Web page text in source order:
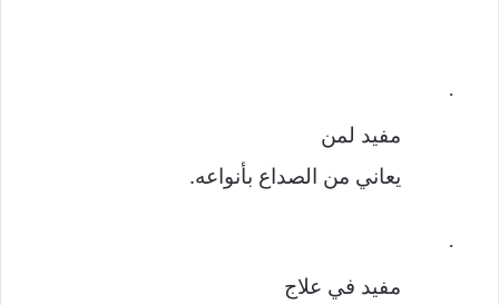
·
مفيد لمن
يعاني من الصداع بأنواعه.
·
مفيد في علاج